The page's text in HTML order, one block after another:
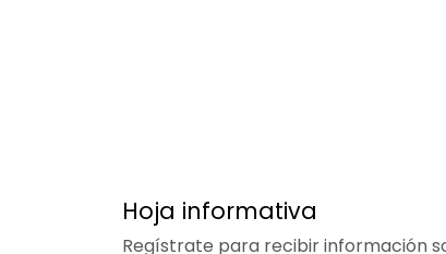
Hoja informativa
Regístrate para recibir información